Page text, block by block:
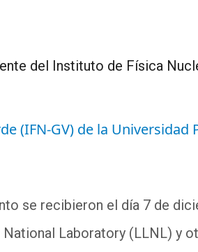
del Instituto de Física
(IFN-GV) de la Universidad
se recibieron el día 7 de
Laboratory (LLNL) y